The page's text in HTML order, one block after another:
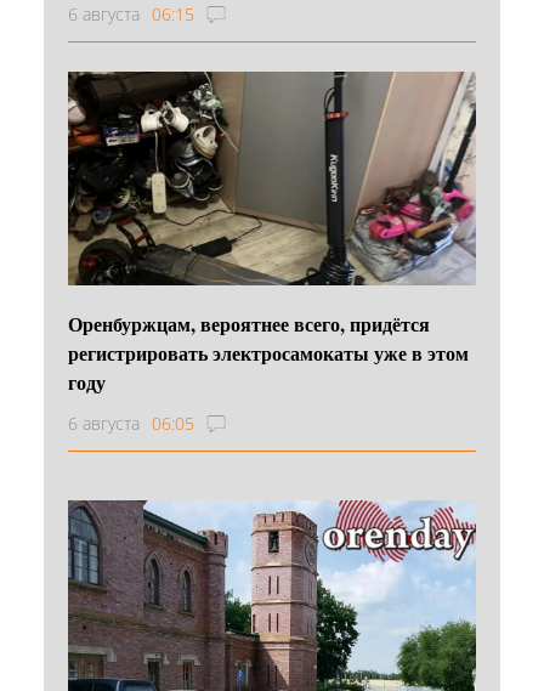
6 августа 06:15
Оренбуржцам, вероятнее всего, придётся
регистрировать электросамокаты уже в этом
году
6 августа 06:05